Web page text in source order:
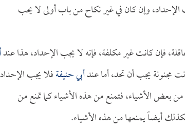
وإن كان في غير نكاح من باب أولى لا يحب
فإن كانت غير مكلفة، فإنه لا يجب الإحداد، هذا عند
مجنونة يجب أن تحد، أما عندأبي حنيفةفلا يجب
بعض الأشياء، فتمنع من هذه الأشياء كما تمنع من
أيضاً يمنعها من هذه الأشياء.